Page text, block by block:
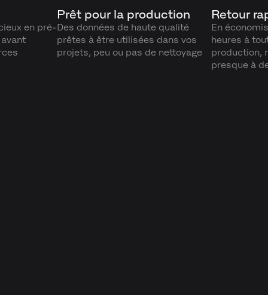
en pré-
Prêt pour la production
Des données de haute qualité
prêtes à être utilisées dans vos
projets, peu ou pas de nettoyage
Retour
En
heures à
production,
presque à